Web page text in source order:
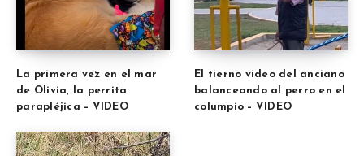
La primera vez en el mar
de Olivia, la perrita
parapléjica – VIDEO
El tierno video del anciano
balanceando al perro en el
columpio – VIDEO